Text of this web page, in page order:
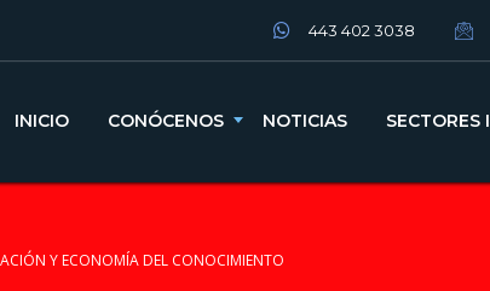
443 402 3038
INICIO CONÓCENOS NOTICIAS SECTORES
Y ECONOMÍA DEL CONOCIMIENTO